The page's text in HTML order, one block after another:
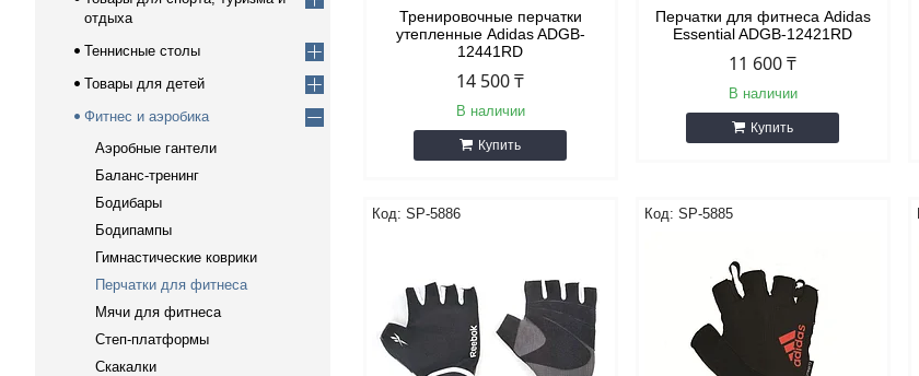
Тренировочные перчатки
утепленные Adidas ADGB-
12441RD
14 500 ₸
В наличии
Купить
Перчатки для фитнеса Adidas
Essential ADGB-12421RD
11 600 ₸
В наличии
Купить
SP-5886 SP-5885
отдыха
Теннисные столы
Товары для детей
Фитнес и аэробика
Аэробные гантели
Баланс-тренинг
Бодибары
Бодипампы
Гимнастические коврики
Перчатки для фитнеса
Мячи для фитнеса
Степ-платформы
Скакалки